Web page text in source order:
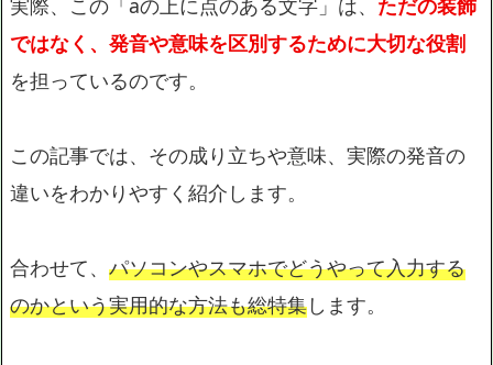
実際、この「aの上に点のある文字」は、 ただの装飾
ではなく、発音や意味を区別するために大切な役割
を担っているのです。
この記事では、その成り立ちや意味、実際の発音の
違いをわかりやすく紹介します。
合わせて、 パソコンやスマホでどうやって入力する
のかという実用的な方法も総特集します。